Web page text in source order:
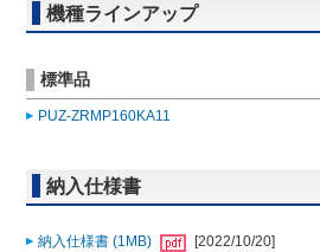
機種ラインアップ
標準品
PUZ-ZRMP160KA11
納入仕様書
納入仕様書 (1MB) [2022/10/20]